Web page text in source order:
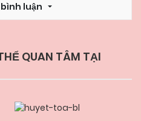
luận
QUAN TÂM TẠI